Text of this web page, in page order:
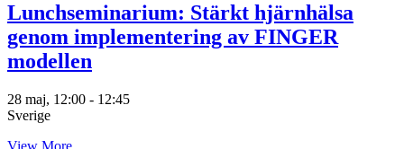
Lunchseminarium: Stärkt hjärnhälsa
genom implementering av FINGER
modellen
28 maj, 12:00 - 12:45
Sverige